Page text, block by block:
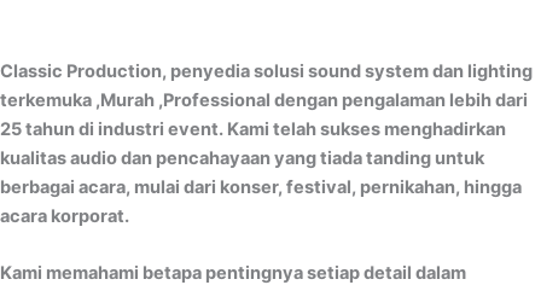
Classic Production, penyedia solusi sound system dan lighting
terkemuka ,Murah ,Professional dengan pengalaman lebih dari
25 tahun di industri event. Kami telah sukses menghadirkan
kualitas audio dan pencahayaan yang tiada tanding untuk
berbagai acara, mulai dari konser, festival, pernikahan, hingga
acara korporat.
Kami memahami betapa pentingnya setiap detail dalam